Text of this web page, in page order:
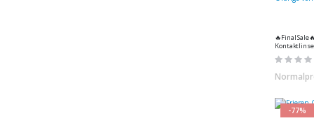
🔥Final
Halloween -
MeralenS - 1
Rating:
-77%